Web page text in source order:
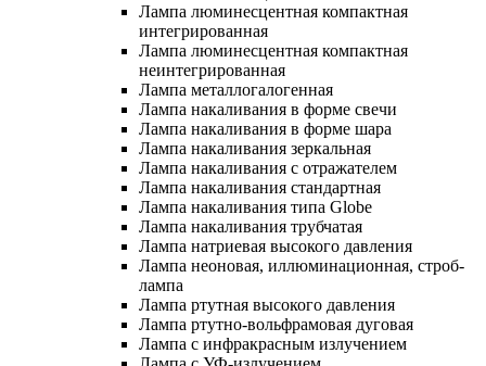
Лампа люминесцентная компактная
интегрированная
Лампа люминесцентная компактная
неинтегрированная
Лампа металлогалогенная
Лампа накаливания в форме свечи
Лампа накаливания в форме шара
Лампа накаливания зеркальная
Лампа накаливания с отражателем
Лампа накаливания стандартная
Лампа накаливания типа Globe
Лампа накаливания трубчатая
Лампа натриевая высокого давления
Лампа неоновая, иллюминационная, строб-
лампа
Лампа ртутная высокого давления
Лампа ртутно-вольфрамовая дуговая
Лампа с инфракрасным излучением